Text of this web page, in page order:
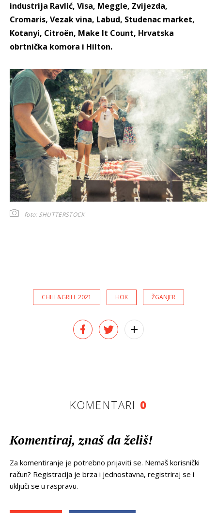
industrija Ravlić, Visa, Meggle, Zvijezda,
Cromaris, Vezak vina, Labud, Studenac market,
Kotanyi, Citroën, Make It Count, Hrvatska
obrtnička komora i Hilton.
foto: SHUTTERSTOCK
CHILL&GRILL 2021 HOK ŽGANJER
KOMENTARI 0
Komentiraj, znaš da želiš!
Za komentiranje je potrebno prijaviti se. Nemaš korisnički
račun? Registracija je brza i jednostavna, registriraj se i
uključi se u raspravu.